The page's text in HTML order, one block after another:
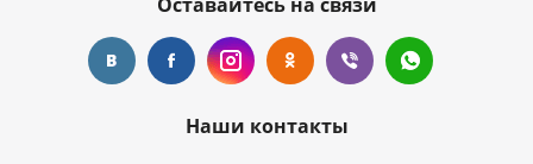
Наши контакты